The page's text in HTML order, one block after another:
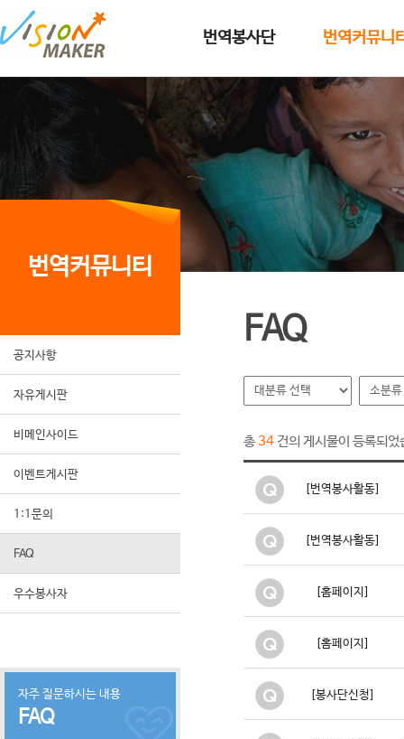
메인메뉴로 이동
메인메뉴 건너뛰고 본문으로 이동
번역봉사단 번역커뮤니
번역커뮤니티
공지사항
자유게시판
비메인사이드
이벤트게시판
1:1문의
FAQ
우수봉사자
자주 질문하시는 내용
FAQ
FAQ
총34 건의 게시물이 등록되었
[번역봉사활동]
[번역봉사활동]
[홈페이지]
[홈페이지]
[봉사단신청]